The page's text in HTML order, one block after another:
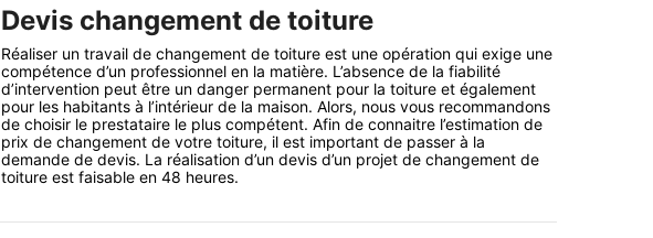
Devis changement de toiture
Réaliser un travail de changement de toiture est une opération qui exige une
compétence d’un professionnel en la matière. L’absence de la fiabilité
d’intervention peut être un danger permanent pour la toiture et également
pour les habitants à l’intérieur de la maison. Alors, nous vous recommandons
de choisir le prestataire le plus compétent. Afin de connaitre l’estimation de
prix de changement de votre toiture, il est important de passer à la
demande de devis. La réalisation d’un devis d’un projet de changement de
toiture est faisable en 48 heures.